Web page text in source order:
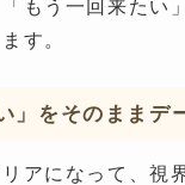
もう一回来たい
す。
」をそのままデ
アになって、視